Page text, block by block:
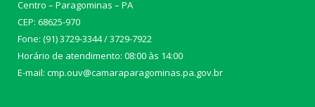
Centro – Paragominas – PA
CEP: 68625-970
Fone: (91) 3729-3344 / 3729-7922
Horário de atendimento: 08:00 às 14:00
E-mail: cmp.ouv@camaraparagominas.pa.gov.br